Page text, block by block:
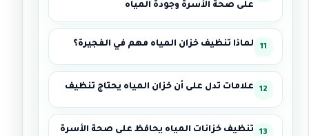
على صحة الأسرة وجودة المياه
لماذا تنظيف خزان المياه مهم في الفجيرة؟
علامات تدل على أن خزان المياه يحتاج تنظيف
تنظيف خزانات المياه يحافظ على صحة الأسرة